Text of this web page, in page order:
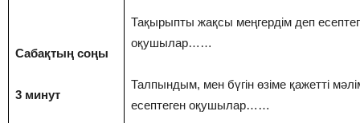
Сабақтың соңы
3 минут
Тақырыпты жақсы меңгердім деп
оқушылар……
Талпындым, мен бүгін өзіме қажетті
есептеген оқушылар……